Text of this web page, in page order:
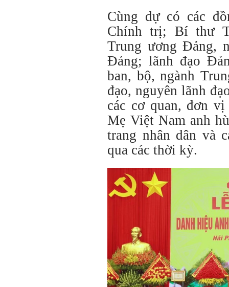
Cùng dự có các
Chính trị; Bí thư
Trung ương Đảng,
Đảng; lãnh đạo
ban, bộ, ngành
đạo, nguyên lãnh
các cơ quan, đơn
Mẹ Việt Nam anh
trang nhân dân và
qua các thời kỳ.